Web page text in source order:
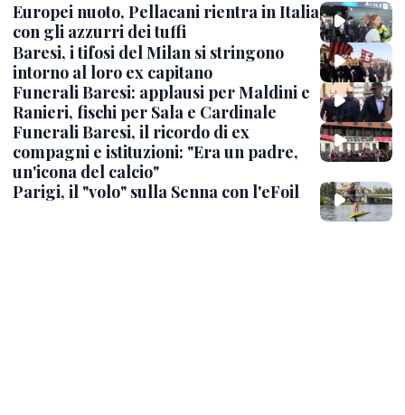
Europei nuoto, Pellacani rientra in Italia
con gli azzurri dei tuffi
Baresi, i tifosi del Milan si stringono
intorno al loro ex capitano
Funerali Baresi: applausi per Maldini e
Ranieri, fischi per Sala e Cardinale
Funerali Baresi, il ricordo di ex
compagni e istituzioni: "Era un padre,
un'icona del calcio"
Parigi, il "volo" sulla Senna con l'eFoil